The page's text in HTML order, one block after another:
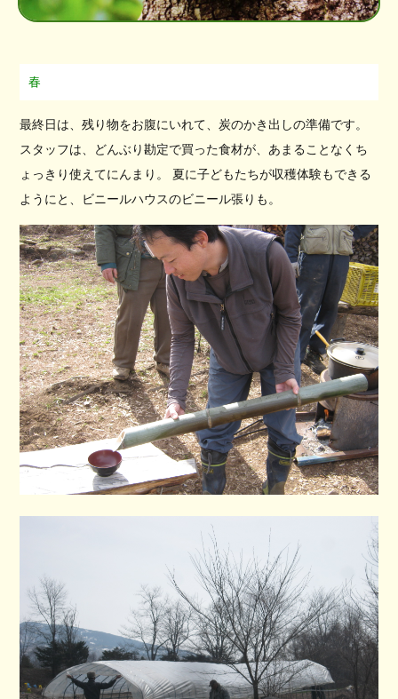
春
最終日は、残り物をお腹にいれて、炭のかき出しの準備です。
スタッフは、どんぶり勘定で買った食材が、あまることなくち
ょっきり使えてにんまり。 夏に子どもたちが収穫体験もできる
ようにと、ビニールハウスのビニール張りも。